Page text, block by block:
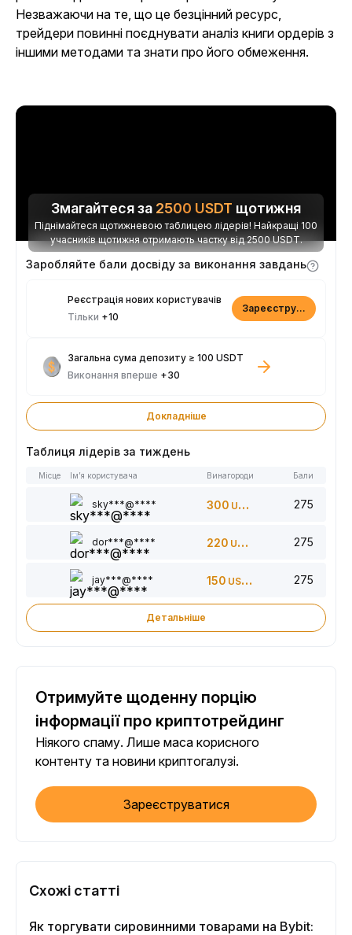
Незважаючи на те, що це безцінний ресурс,
трейдери повинні поєднувати аналіз книги ордерів з
іншими методами та знати про його обмеження.
Змагайтеся за 2500 USDT щотижня
Піднімайтеся щотижневою таблицею лідерів! Найкращі 100
учасників щотижня отримають частку від 2500 USDT.
Заробляйте бали досвіду за виконання завдань
Реєстрація нових користувачів
Тільки +10
Зареєструватися
Загальна сума депозиту ≥ 100 USDT
Виконання вперше +30
Докладніше
Таблиця лідерів за тиждень
Місце Ім’я користувача Винагороди Бали
sky***@**** 300 USDT 275
dor***@**** 220 USDT 275
jay***@**** 150 USDT 275
Детальніше
Отримуйте щоденну порцію
інформації про криптотрейдинг
Ніякого спаму. Лише маса корисного
контенту та новини криптогалузі.
Зареєструватися
Схожі статті
Як торгувати сировинними товарами на Bybit: